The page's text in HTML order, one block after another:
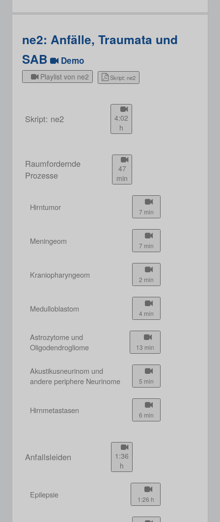
ne2: Anfälle, Traumata und
SAB
Demo
Playlist von ne2 Skript: ne2
Skript: ne2
4:02
h
Raumfordernde
Prozesse
47
min
Hirntumor 7 min
Meningeom 7 min
Kraniopharyngeom 2 min
Medulloblastom 4 min
Astrozytome und
Oligodendrogliome
13 min
Akustikusneurinom und
andere periphere Neurinome
5 min
Hirnmetastasen 6 min
Anfallsleiden
1:36
h
Epilepsie 1:26 h